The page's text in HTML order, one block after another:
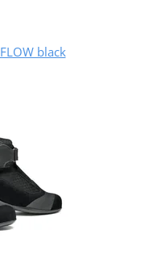
black